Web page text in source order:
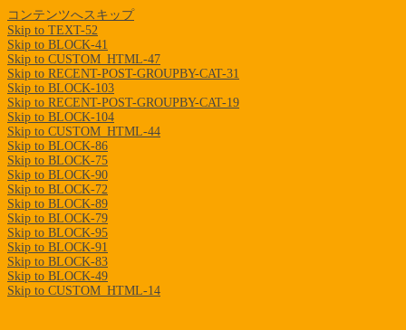
コンテンツへスキップ
Skip to TEXT-52
Skip to BLOCK-41
Skip to CUSTOM_HTML-47
Skip to RECENT-POST-GROUPBY-CAT-31
Skip to BLOCK-103
Skip to RECENT-POST-GROUPBY-CAT-19
Skip to BLOCK-104
Skip to CUSTOM_HTML-44
Skip to BLOCK-86
Skip to BLOCK-75
Skip to BLOCK-90
Skip to BLOCK-72
Skip to BLOCK-89
Skip to BLOCK-79
Skip to BLOCK-95
Skip to BLOCK-91
Skip to BLOCK-83
Skip to BLOCK-49
Skip to CUSTOM_HTML-14